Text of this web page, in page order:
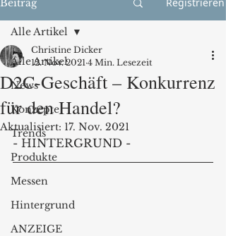
Beitrag
Alle Artikel
News
Konzepte
Trends
Produkte
Messen
Hintergrund
ANZEIGE
Alle Artikel
D2C-Geschäft – Konkurrenz
für den Handel?
Christine Dicker
12. Nov. 2021 4 Min. Lesezeit
Aktualisiert: 17. Nov. 2021
- HINTERGRUND -